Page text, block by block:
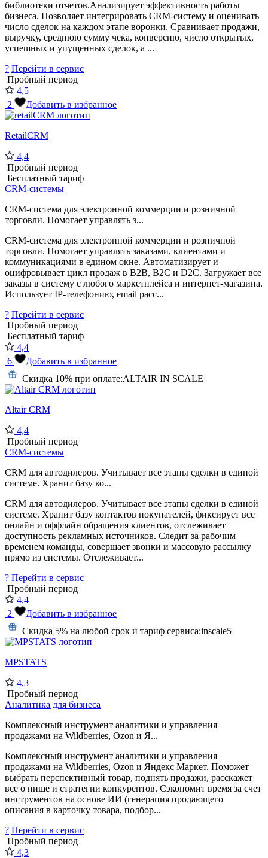
библиотеки отчетов.Анализирует эффективность работы
бизнеса. Позволяет интегрировать CRM-систему и оценивать
число сделок на каждом этапе воронки. Сравнивает продажи,
выручку, среднюю сумму чека, конверсию, число открытых,
успешных и упущенных сделок, а ...
? Перейти в сервис
Пробный период
4,5
2
Добавить в избранное
RetailCRM
4,4
Пробный период
Бесплатный тариф
CRM-системы
CRM-система для электронной коммерции и розничной
торговли. Помогает управлять з...
CRM-система для электронной коммерции и розничной
торговли. Помогает управлять заказами, клиентами и
коммуникациями в едином окне. Автоматизирует и
оцифровывает цикл продаж в B2B, B2C и D2C. Загружает все
заказы в систему с любого маркетплейса и интернет-магазина.
Использует IP-телефонию, email расс...
? Перейти в сервис
Пробный период
Бесплатный тариф
4,4
6
Добавить в избранное
Скидка 10% при оплате:ALTAIR IN SCALE
Altair CRM
4,4
Пробный период
CRM-системы
CRM для автодилеров. Учитывает все этапы сделки в единой
системе. Хранит базу ко...
CRM для автодилеров. Учитывает все этапы сделки в единой
системе. Хранит базу контактов покупателей, фиксирует все
онлайн и оффлайн обращения клиентов, отслеживает
доступность рекламных источников. Следит за рабочим
временем команды, совершает звонки и массовую рассылку
прямо из системы. Отслеживает...
? Перейти в сервис
Пробный период
4,4
2
Добавить в избранное
Скидка 5% на любой срок и тариф сервиса:inscale5
MPSTATS
4,3
Пробный период
Аналитика для бизнеса
Комплексный инструмент аналитики и управления
продажами на Wildberries, Ozon и Я...
Комплексный инструмент аналитики и управления
продажами на Wildberries, Ozon и Яндекс Маркет. Поможет
выбрать перспективный товар, поднять продажи, расскажет
все о нише и стратегии конкурентов. Сэкономит время за счет
инструментов на основе ИИ (генерация продающего
описания в карточку товара, подбор...
? Перейти в сервис
Пробный период
4,3